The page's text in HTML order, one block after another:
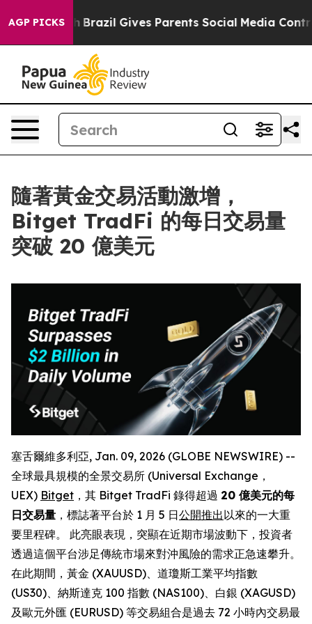
AGP PICKS
to Youth Brazil Gives Parents Social Media Controls
隨著黃金交易活動激增，
Bitget TradFi 的每日交易量
突破 20 億美元
塞舌爾維多利亞, Jan. 09, 2026 (GLOBE NEWSWIRE) --
全球最具規模的全景交易所 (Universal Exchange，
UEX) Bitget ，其 Bitget TradFi 錄得超過 20 億美元的每
日交易量 ，標誌著平台於 1 月 5 日公開推出以來的一大重
要里程碑。 此亮眼表現，突顯在近期市場波動下，投資者
透過這個平台涉足傳統市場來對沖風險的需求正急速攀升。
在此期間，黃金 (XAUUSD)、道瓊斯工業平均指數
(US30)、納斯達克 100 指數 (NAS100)、白銀 (XAGUSD)
及歐元外匯 (EURUSD) 等交易組合是過去 72 小時內交易最